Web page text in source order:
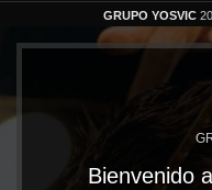
GRUPO YOSVIC
Bienvenido